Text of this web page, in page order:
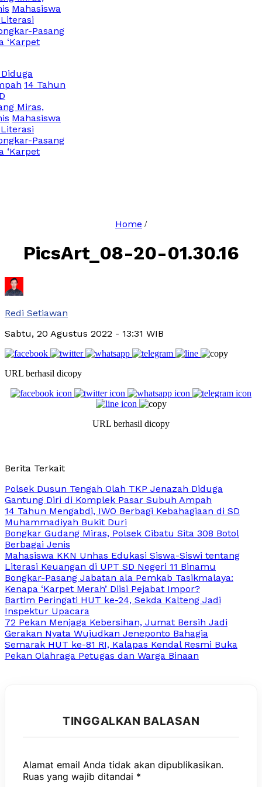
Pasang
14 Tahun
Miras,
Pasang
Home /
PicsArt_08-20-01.30.16
Redi Setiawan
Sabtu, 20 Agustus 2022 - 13:31 WIB
URL berhasil dicopy
URL berhasil dicopy
Berita Terkait
Polsek Dusun Tengah Olah TKP Jenazah Diduga
Gantung Diri di Komplek Pasar Subuh Ampah
14 Tahun Mengabdi, IWO Berbagi Kebahagiaan di SD
Muhammadiyah Bukit Duri
Bongkar Gudang Miras, Polsek Cibatu Sita 308 Botol
Berbagai Jenis
Mahasiswa KKN Unhas Edukasi Siswa-Siswi tentang
Literasi Keuangan di UPT SD Negeri 11 Binamu
Bongkar-Pasang Jabatan ala Pemkab Tasikmalaya:
Kenapa ‘Karpet Merah’ Diisi Pejabat Impor?
Bartim Peringati HUT ke-24, Sekda Kalteng Jadi
Inspektur Upacara
72 Pekan Menjaga Kebersihan, Jumat Bersih Jadi
Gerakan Nyata Wujudkan Jeneponto Bahagia
Semarak HUT ke-81 RI, Kalapas Kendal Resmi Buka
Pekan Olahraga Petugas dan Warga Binaan
TINGGALKAN BALASAN
Alamat email Anda tidak akan dipublikasikan.
Ruas yang wajib ditandai *